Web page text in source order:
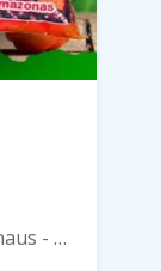
Avenida Arica, Mauazinho, Manaus - Amazonas, 69075-771, Brasil